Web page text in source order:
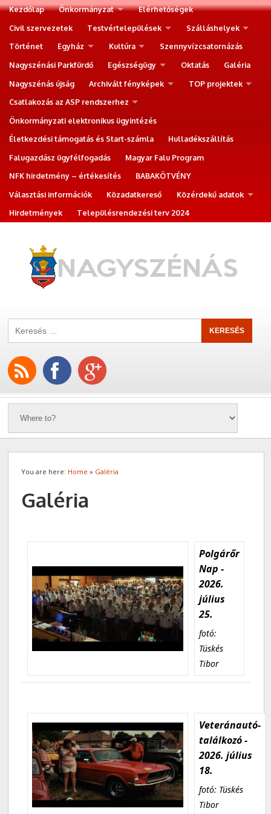
Kezdőlap Önkormányzat
Elérhetőségek
Civil szervezetek
Testvértelepülések
Szálláshelyek
Történet
Egyház Kultúra
Szennyvízcsatornázás
Nagyszénási Parkfürdő
Egészségügy Oktatás
Galéria
Nagyszénás újság
Archivált fényképek
TOP projektek
Csatlakozás az ASP rendszerhez
Önkormányzati elektronikus ügyintézés
Életkezdési támogatás és Start-számla
Hulladékszállítás
Falugazdász ügyfélfogadás
Magyar Falu Program
NFK hirdetmény – értékesítés
BABAKÖTVÉNY
Választási információk
Közadatkereső
Közérdekű adatok
Hirdetmények
Településrendezési terv 2024
You are here: Home » Galéria
Galéria
Polgárőr
Nap -
2026.
július
25.
fotó:
Tüskés
Tibor
Veteránautó-
találkozó -
2026. július
18.
fotó: Tüskés
Tibor